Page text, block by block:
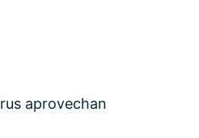
aprovechan